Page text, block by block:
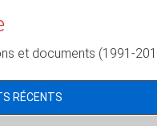
et documents (1991-
RÉCENTS